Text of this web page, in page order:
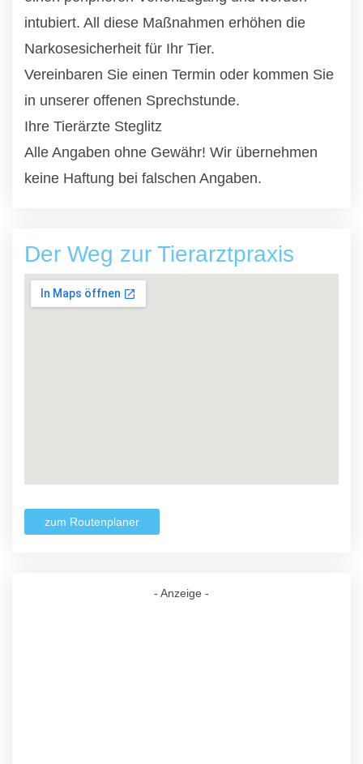
intubiert. All diese Maßnahmen erhöhen die
Narkosesicherheit für Ihr Tier.
Vereinbaren Sie einen Termin oder kommen Sie
in unserer offenen Sprechstunde.
Ihre Tierärzte Steglitz
Alle Angaben ohne Gewähr! Wir übernehmen
keine Haftung bei falschen Angaben.
Der Weg zur Tierarztpraxis
zum Routenplaner
- Anzeige -